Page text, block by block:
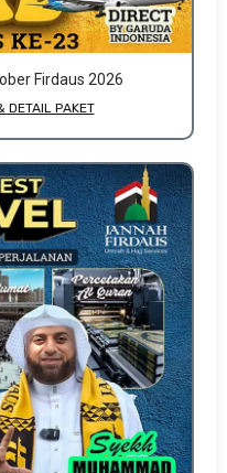
Firdaus 2026
DETAIL PAKET